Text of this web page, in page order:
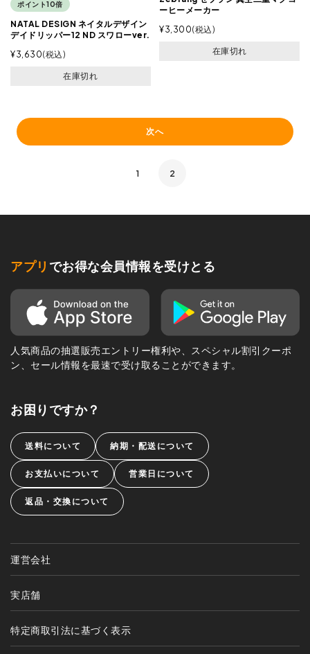
ポイント10倍
NATAL DESIGN ネイタルデザイン
デイドリッパー12 ND スワローver.
¥3,630 税込
在庫切れ
ーヒーメーカー
¥3,300 税込
在庫切れ
次へ
1 2
アプリ でお得な会員情報を受けとる
人気商品の抽選販売エントリー権利や、スペシャル割引クーポ
ン、セール情報を最速で受け取ることができます。
お困りですか？
送料について 納期・配送について
お支払いについて 営業日について
返品・交換について
運営会社
実店舗
特定商取引法に基づく表示